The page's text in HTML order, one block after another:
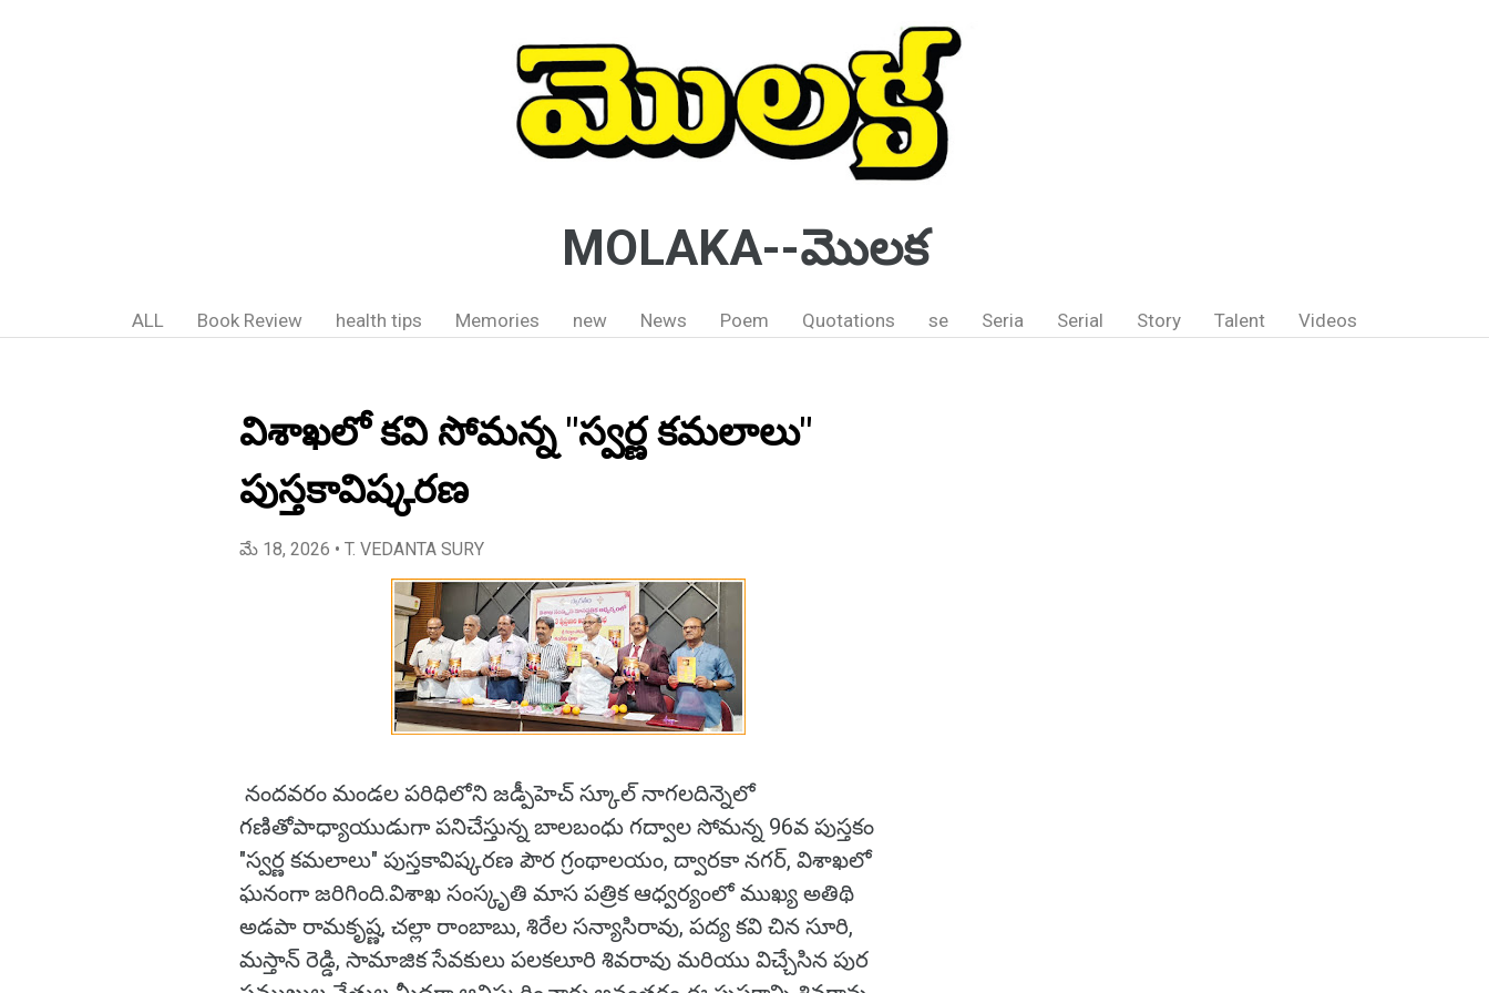
MOLAKA--మొలక
ALL Book Review health tips Memories new News Poem Quotations se Seria Serial Story Talent Videos
విశాఖలో కవి సోమన్న "స్వర్ణ కమలాలు"
పుస్తకావిష్కరణ
మే 18, 2026 • T. VEDANTA SURY
నందవరం మండల పరిధిలోని జడ్పీహెచ్ స్కూల్ నాగలదిన్నెలో
గణితోపాధ్యాయుడుగా పనిచేస్తున్న బాలబంధు గద్వాల సోమన్న 96వ పుస్తకం
"స్వర్ణ కమలాలు" పుస్తకావిష్కరణ పౌర గ్రంథాలయం, ద్వారకా నగర్, విశాఖలో
ఘనంగా జరిగింది.విశాఖ సంస్కృతి మాస పత్రిక ఆధ్వర్యంలో ముఖ్య అతిథి
అడపా రామకృష్ణ, చల్లా రాంబాబు, శిరేల సన్యాసిరావు, పద్య కవి చిన సూరి,
మస్తాన్ రెడ్డి, సామాజిక సేవకులు పలకలూరి శివరావు మరియు విచ్చేసిన పుర